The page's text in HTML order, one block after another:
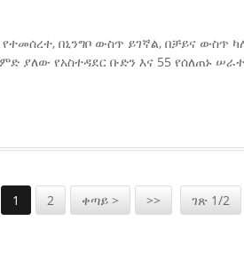
የተመሰረተ, በኒንግቦ ውስጥ ይገኛል, በቻይና
ልምድ ያለው የአስተዳደር ቡድን እና 55 የሰለጠኑ
1 2 ቀጣይ > >> ገጽ 1/2